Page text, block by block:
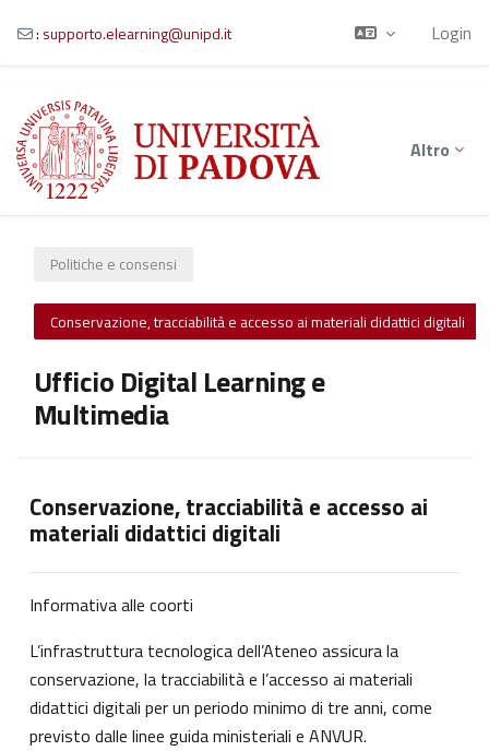
Vai al contenuto principale
: supporto.elearning@unipd.it Login
Altro
Politiche e consensi
Conservazione, tracciabilità e accesso ai materiali didattici digitali
Ufficio Digital Learning e
Multimedia
Conservazione, tracciabilità e accesso ai
materiali didattici digitali
Informativa alle coorti
L’infrastruttura tecnologica dell’Ateneo assicura la
conservazione, la tracciabilità e l’accesso ai materiali
didattici digitali per un periodo minimo di tre anni, come
previsto dalle linee guida ministeriali e ANVUR.